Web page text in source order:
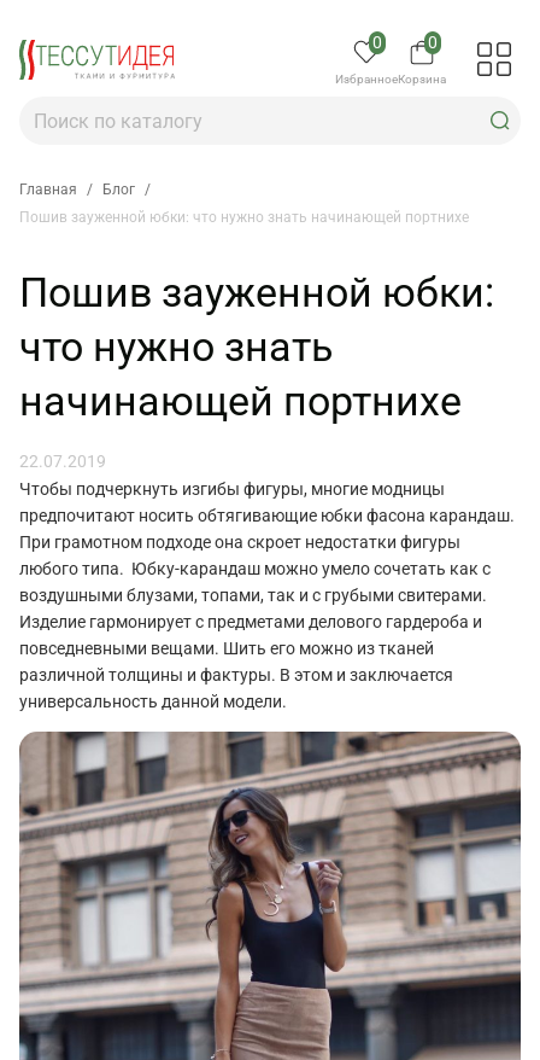
0
Избранное
0
Корзина
Главная / Блог /
Пошив зауженной юбки: что нужно знать начинающей портнихе
Пошив зауженной юбки:
что нужно знать
начинающей портнихе
22.07.2019
Чтобы подчеркнуть изгибы фигуры, многие модницы
предпочитают носить обтягивающие юбки фасона карандаш.
При грамотном подходе она скроет недостатки фигуры
любого типа. Юбку-карандаш можно умело сочетать как с
воздушными блузами, топами, так и с грубыми свитерами.
Изделие гармонирует с предметами делового гардероба и
повседневными вещами. Шить его можно из тканей
различной толщины и фактуры. В этом и заключается
универсальность данной модели.